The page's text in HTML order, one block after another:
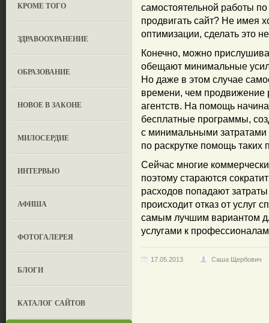
КРОМЕ ТОГО
ЗДРАВООХРАНЕНИЕ
OБРАЗОВАНИЕ
НОВОЕ В ЗАКОНЕ
МИЛОСЕРДИЕ
ИНТЕРВЬЮ
АФИША
ФОТОГАЛЕРЕЯ
БЛОГИ
КАТАЛОГ САЙТОВ
самостоятельной работы по
продвигать сайт? Не имея
оптимизации, сделать это
Конечно, можно
обещают минимальные
Но даже в этом случае
времени, чем продвижение
агентств. На помощь
бесплатные программы,
с минимальными затратами
по раскрутке помощь таких
Сейчас многие
поэтому стараются
расходов попадают затраты
происходит отказ от услуг
самым лучшим вариантом
услугами к
17.05.2013 Саша Щербович